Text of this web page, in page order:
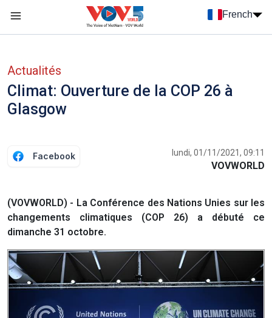
French
Actualités
Climat: Ouverture de la COP 26 à
Glasgow
Facebook lundi, 01/11/2021, 09:11
VOVWORLD
(VOVWORLD) - La Conférence des Nations Unies sur les
changements climatiques (COP 26) a débuté ce
dimanche 31 octobre.